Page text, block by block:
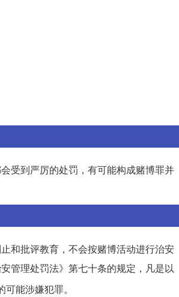
受到严厉的处罚，有可能构成赌博罪并
和批评教育，不会按赌博活动进行治安
管理处罚法》第七十条的规定，凡是以
能涉嫌犯罪。